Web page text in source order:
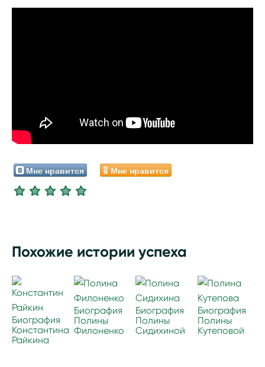
Мне нравится Мне нравится
Похожие истории успеха
Биография
Константина
Райкина
Биография
Полины
Филоненко
Биография
Полины
Сидихиной
Биография
Полины
Кутеповой